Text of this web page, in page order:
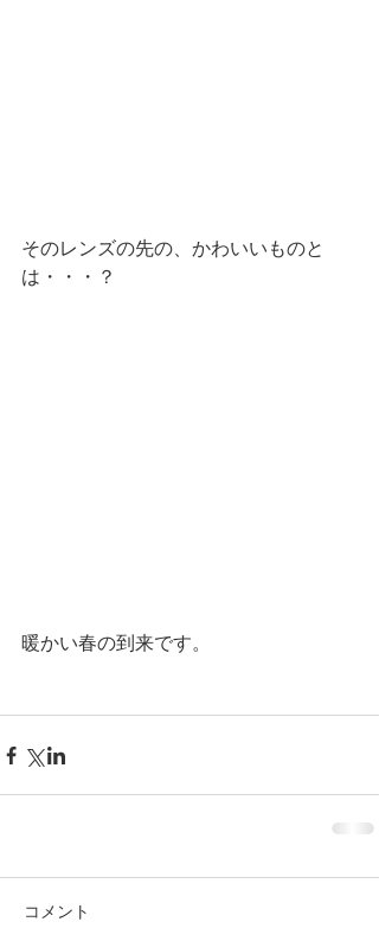
そのレンズの先の、かわいいものと
は・・・？
暖かい春の到来です。
コメント